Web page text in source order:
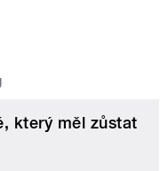
který měl zůstat